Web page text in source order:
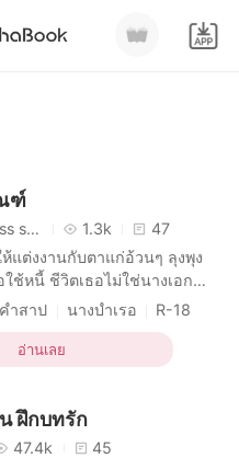
ฑ์
วรนิษฐา / Miss sexy 1.3k
47
แต่งงานกับตาแก่อ้วนๆ ลุงพุง
ใช้หนี้ ชีวิตเธอไม่ใช่นางเอก
ชายขี่ม้าขาวมาช่วย ในเมื่อจะ
ง เพราะไม่อยากให้จิ้นที่
ถูกทะลวงด้วยตาแก่ร่างอ้วน นั่น
คำสาป นางบำเรอ
R-18
ก
โสเภณี
มหาเศรษฐี
มพันธ์ครั้งแรก
อ่านเลย
ฝึกบทรัก
47.4k
45